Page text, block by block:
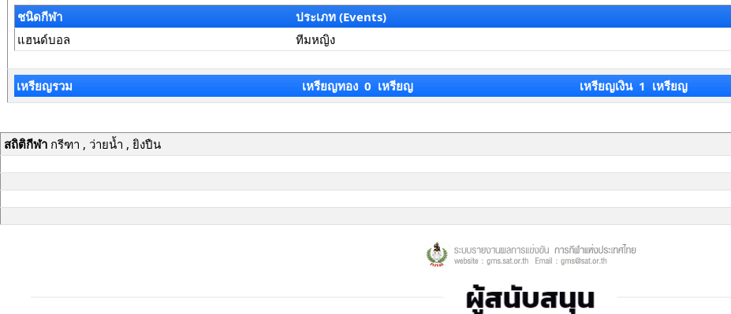
ชนิดกีฬา ประเภท (Events)
แฮนด์บอล
ทีมหญิง
เหรียญรวม เหรียญทอง 0 เหรียญ เหรียญเงิน 1 เหรียญ
สถิติกีฬากรีฑา , ว่ายน้ำ , ยิงปืน